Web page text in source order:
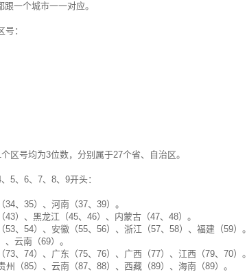
一个城市一一对应。
：
区号均为3位数，分别属于27个省、自治区。
5、6、7、8、9开头：
、35）、河南（37、39）。
）、黑龙江（45、46）、内蒙古（47、48）。
、54）、安徽（55、56）、浙江（57、58）、福建（59）。
云南（69）。
、74）、广东（75、76）、广西（77）、江西（79、70）。
（85）、云南（87、88）、西藏（89）、海南（89）。